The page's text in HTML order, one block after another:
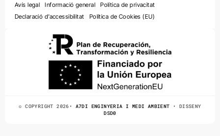
Avís legal
Informació general
Política de privacitat
Declaració d’accessibilitat
Política de Cookies (EU)
© COPYRIGHT 2026• A7DI ENGINYERIA I MEDI AMBIENT • DISSENY
DSD0